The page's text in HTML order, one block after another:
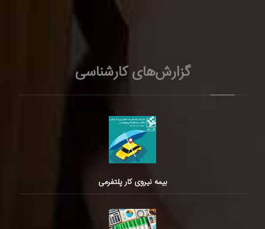
گزارش‌های کارشناسی
بیمه نیروی کار پلتفرمی